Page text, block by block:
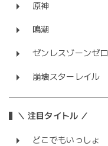
原神
鳴潮
ゼンレスゾーンゼロ
崩壊スターレイル
＼ 注目タイトル ／
どこでもいっしょ